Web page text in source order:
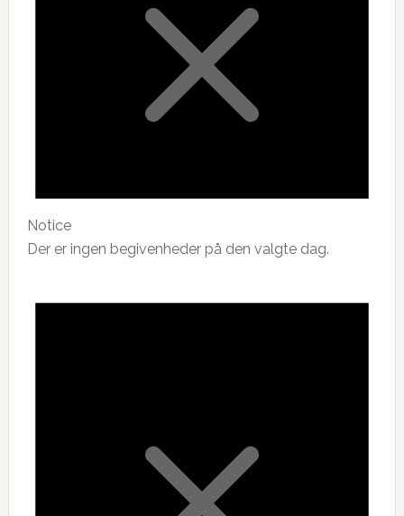
Notice
Der er ingen begivenheder på den valgte dag.